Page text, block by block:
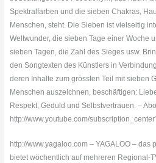
Spektralfarben und die sieben Chakras,
Menschen, steht. Die Sieben ist vielseitig
Weltwunder, die sieben Tage einer Woche
sieben Tagen, die Zahl des Sieges usw.
den Songtexten des Künstlers in
deren Inhalte zum grössten Teil mit sieben
Menschen auszeichnen, beschäftigen:
Respekt, Geduld und Selbstvertrauen. –
http://www.youtube.com/
http://www.yagaloo.com – YAGALOO – das
bietet wöchentlich auf mehreren Regional-